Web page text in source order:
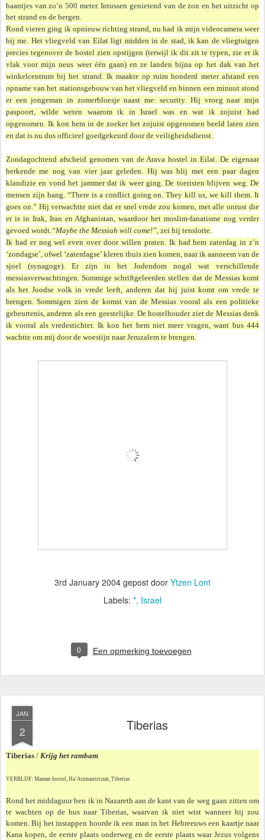
baantjes van zo’n 500 meter. Intussen genietend van de zon en het uitzicht op
het strand en de bergen.
Rond vieren ging ik opnieuw richting strand, nu had ik mijn videocamera weer
bij me. Het vliegveld van Eilat ligt midden in de stad, ik kan de vliegtuigen
precies tegenover de hostel zien opstijgen (terwijl ik dit zit te typen, zie er ik
vlak voor mijn neus weer één gaan) en ze landen bijna op het dak van het
winkelcentrum bij het strand. Ik maakte op ruim honderd meter afstand een
opname van het stationsgebouw van het vliegveld en binnen een minuut stond
er een jongeman in zomerbloesje naast me: security. Hij vroeg naar mijn
paspoort, wilde weten waarom ik in Israel was en wat ik zojuist had
opgenomen. Ik kon hem in de zoeker het zojuist opgenomen beeld laten zien
en dat is nu dus officieel goedgekeurd door de veiligheidsdienst.
Zondagochtend afscheid genomen van de Arava hostel in Eilat. De eigenaar
herkende me nog van vier jaar geleden. Hij was blij met een paar dagen
klandizie en vond het jammer dat ik weer ging. De toeristen blijven weg. De
mensen zijn bang. “There is a conflict going on. They kill us, we kill them. It
goes on.” Hij verwachtte niet dat er snel vrede zou komen, met alle onrust die
er is in Irak, Iran en Afghanistan, waardoor het moslim-fanatisme nog verder
gevoed wordt.“Maybe the Messiah will come!”, zei hij tenslotte.
Ik had er nog wel even over door willen praten. Ik had hem zaterdag in z’n
‘zondagse’, ofwel ‘zaterdagse’ kleren thuis zien komen, naar ik aanneem van de
sjoel (synagoge). Er zijn in het Jodendom nogal wat verschillende
messiasverwachtingen. Sommige schrift­geleerden stellen dat de Messias komt
als het Joodse volk in vrede leeft, anderen dat hij juist komt om vrede te
brengen. Sommigen zien de komst van de Messias vooral als een politieke
gebeurtenis, anderen als een geestelijke. De hostelhouder ziet de Messias denk
ik vooral als vredestichter. Ik kon het hem niet meer vragen, want bus 444
wachtte om mij door de woestijn naar Jeruzalem te brengen.
3rd January 2004 gepost door Ytzen Lont
Labels: * Israel
0 Een opmerking toevoegen
JAN
2 Tiberias
Tiberias / Krijg het rambam
VERBLIJF: Maman hostel, Ha’Atzmautstraat, Tiberias
Rond het middaguur ben ik in Nazareth aan de kant van de weg gaan zitten om
te wachten op de bus naar Tiberias, waarvan ik niet wist wanneer hij zou
komen. Bij het instappen hoorde ik een man in het Hebreeuws een kaartje naar
Kana kopen, de eerste plaats onderweg en de eerste plaats waar Jezus volgens